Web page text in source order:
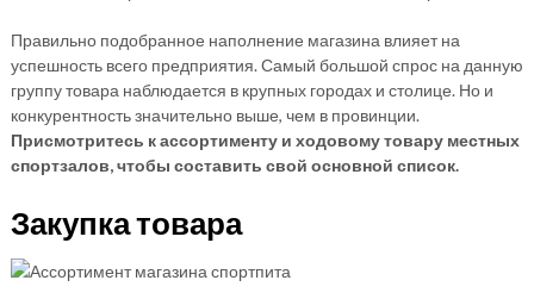
Правильно подобранное наполнение магазина влияет на
успешность всего предприятия. Самый большой спрос на данную
группу товара наблюдается в крупных городах и столице. Но и
конкурентность значительно выше, чем в провинции.
Присмотритесь к ассортименту и ходовому товару местных
спортзалов, чтобы составить свой основной список.
Закупка товара